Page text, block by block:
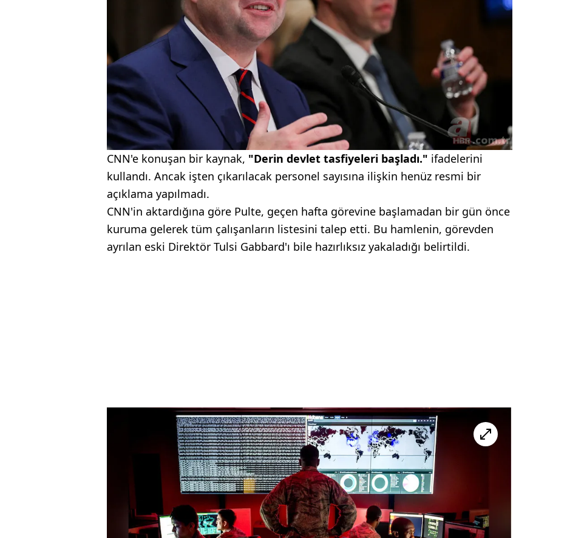
CNN'e konuşan bir kaynak, "Derin devlet tasfiyeleri başladı." ifadelerini
kullandı. Ancak işten çıkarılacak personel sayısına ilişkin henüz resmi bir
açıklama yapılmadı.
CNN'in aktardığına göre Pulte, geçen hafta görevine başlamadan bir gün önce
kuruma gelerek tüm çalışanların listesini talep etti. Bu hamlenin, görevden
ayrılan eski Direktör Tulsi Gabbard'ı bile hazırlıksız yakaladığı belirtildi.